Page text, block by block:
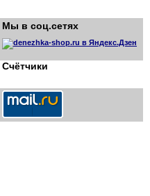
Мы в соц.сетях
Счётчики